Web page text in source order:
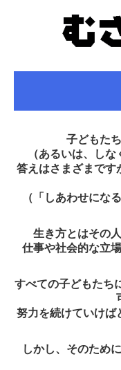
よくある質問
その他の事務規定
受講コース
講師紹介
在塾生の方へ
子どもた
（あるいは、し
答えはさまざまです
（「しあわせにな
生き方とはその
仕事や社会的な立
すべての子どもたち
努力を続けていけば
しかし、そのため